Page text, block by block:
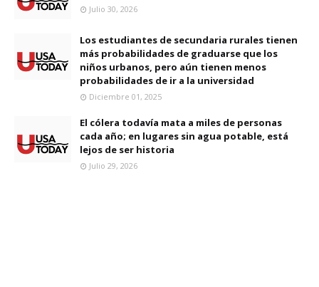
Julio 30, 2026
Los estudiantes de secundaria rurales tienen
más probabilidades de graduarse que los
niños urbanos, pero aún tienen menos
probabilidades de ir a la universidad
Diciembre 01, 2025
El cólera todavía mata a miles de personas
cada año; en lugares sin agua potable, está
lejos de ser historia
Julio 29, 2026